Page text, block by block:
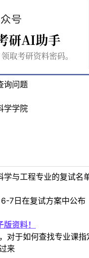
询问题
学学院
学与工程专业的复试名
7日在复试方案中公布
资料！
对于如何查找专业课
来